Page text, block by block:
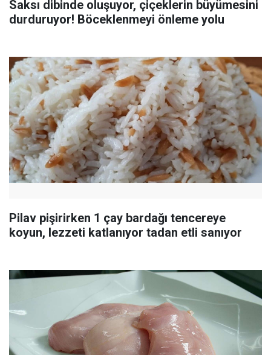
Saksı dibinde oluşuyor, çiçeklerin büyümesini
durduruyor! Böceklenmeyi önleme yolu
Pilav pişirirken 1 çay bardağı tencereye
koyun, lezzeti katlanıyor tadan etli sanıyor